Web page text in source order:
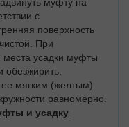
с
поверхность
При
места усадки муфты
обезжирить.
ее мягким (желтым)
равномерно.
и усадку